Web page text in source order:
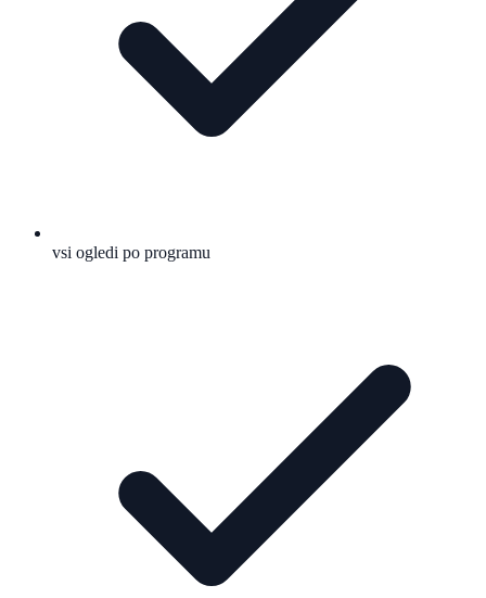
vsi ogledi po programu